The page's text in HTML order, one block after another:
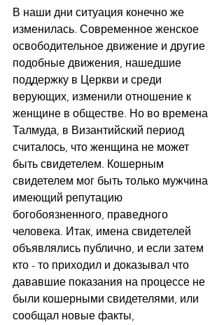
В наши дни ситуация конечно же
изменилась. Современное женское
освободительное движение и другие
подобные движения, нашедшие
поддержку в Церкви и среди
верующих, изменили отношение к
женщине в обществе. Но во времена
Талмуда, в Византийский период
считалось, что женщина не может
быть свидетелем. Кошерным
свидетелем мог быть только мужчина
имеющий репутацию
богобоязненного, праведного
человека. Итак, имена свидетелей
объявлялись публично, и если затем
кто - то приходил и доказывал что
дававшие показания на процессе не
были кошерными свидетелями, или
сообщал новые факты,